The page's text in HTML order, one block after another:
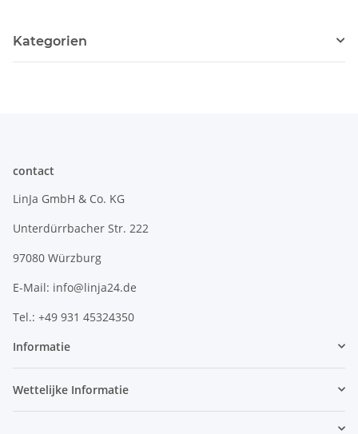
Kategorien
contact
LinJa GmbH & Co. KG
Unterdürrbacher Str. 222
97080 Würzburg
E-Mail: info@linja24.de
Tel.: +49 931 45324350
Informatie
Wettelijke Informatie